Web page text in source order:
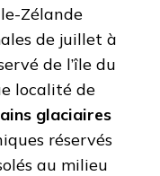
Zélande
de juillet à
de l’île du
localité de
glaciaires
réservés
au milieu